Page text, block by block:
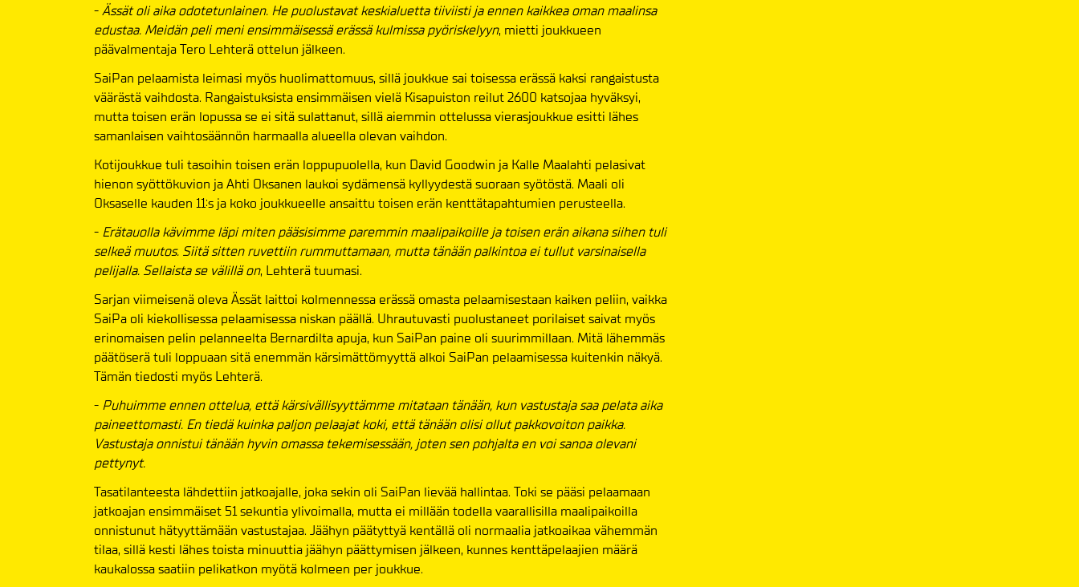
-Ässät oli aika odotetunlainen. He puolustavat keskialuetta tiiviisti ja ennen kaikkea oman maalinsa
edustaa. Meidän peli meni ensimmäisessä erässä kulmissa pyöriskelyyn, mietti joukkueen
päävalmentaja Tero Lehterä ottelun jälkeen.
SaiPan pelaamista leimasi myös huolimattomuus, sillä joukkue sai toisessa erässä kaksi rangaistusta
väärästä vaihdosta. Rangaistuksista ensimmäisen vielä Kisapuiston reilut 2600 katsojaa hyväksyi,
mutta toisen erän lopussa se ei sitä sulattanut, sillä aiemmin ottelussa vierasjoukkue esitti lähes
samanlaisen vaihtosäännön harmaalla alueella olevan vaihdon.
Kotijoukkue tuli tasoihin toisen erän loppupuolella, kun David Goodwin ja Kalle Maalahti pelasivat
hienon syöttökuvion ja Ahti Oksanen laukoi sydämensä kyllyydestä suoraan syötöstä. Maali oli
Oksaselle kauden 11:s ja koko joukkueelle ansaittu toisen erän kenttätapahtumien perusteella.
- Erätauolla kävimme läpi miten pääsisimme paremmin maalipaikoille ja toisen erän aikana siihen tuli
selkeä muutos. Siitä sitten ruvettiin rummuttamaan, mutta tänään palkintoa ei tullut varsinaisella
pelijalla. Sellaista se välillä on, Lehterä tuumasi.
Sarjan viimeisenä oleva Ässät laittoi kolmennessa erässä omasta pelaamisestaan kaiken peliin, vaikka
SaiPa oli kiekollisessa pelaamisessa niskan päällä. Uhrautuvasti puolustaneet porilaiset saivat myös
erinomaisen pelin pelanneelta Bernardilta apuja, kun SaiPan paine oli suurimmillaan. Mitä lähemmäs
päätöserä tuli loppuaan sitä enemmän kärsimättömyyttä alkoi SaiPan pelaamisessa kuitenkin näkyä.
Tämän tiedosti myös Lehterä.
- Puhuimme ennen ottelua, että kärsivällisyyttämme mitataan tänään, kun vastustaja saa pelata aika
paineettomasti. En tiedä kuinka paljon pelaajat koki, että tänään olisi ollut pakkovoiton paikka.
Vastustaja onnistui tänään hyvin omassa tekemisessään, joten sen pohjalta en voi sanoa olevani
pettynyt.
Tasatilanteesta lähdettiin jatkoajalle, joka sekin oli SaiPan lievää hallintaa. Toki se pääsi pelaamaan
jatkoajan ensimmäiset 51 sekuntia ylivoimalla, mutta ei millään todella vaarallisilla maalipaikoilla
onnistunut hätyyttämään vastustajaa. Jäähyn päätyttyä kentällä oli normaalia jatkoaikaa vähemmän
tilaa, sillä kesti lähes toista minuuttia jäähyn päättymisen jälkeen, kunnes kenttäpelaajien määrä
kaukalossa saatiin pelikatkon myötä kolmeen per joukkue.